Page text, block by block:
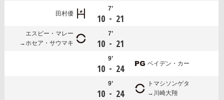
田村優
7’
10 - 21
エスピー・マレー
ホセア・サウマキ
7’
10 - 21
9’
10 - 24 ベイデン・カー
9’
10 - 24
トマシソンゲタ
川崎大翔